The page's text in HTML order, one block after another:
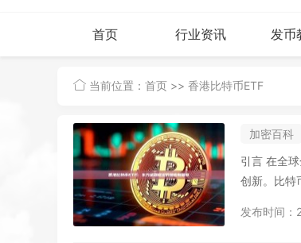
首页 行业资讯 发币
当前位置： 首页 >> 香港比特币ETF
加密百科
引言 在全球金融市场的数字化浪潮中，香港作为国际金融中心，正积极拥抱加密货币领域的
创新。比特
发布时间：